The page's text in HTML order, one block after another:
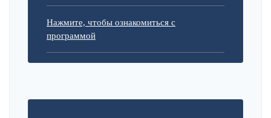
Нажмите, чтобы ознакомиться с
программой